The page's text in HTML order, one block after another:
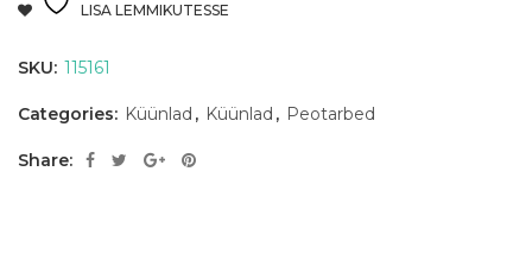
LISA LEMMIKUTESSE
SKU: 115161
Categories: Küünlad , Küünlad , Peotarbed
Share: